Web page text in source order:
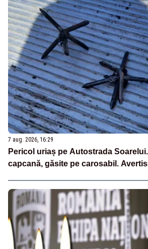
7 aug. 2026, 16:29
Pericol uriaș pe Autostrada
capcană, găsite pe carosabil.